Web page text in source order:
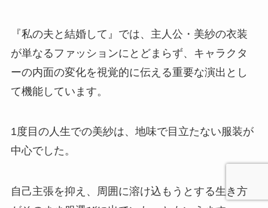
『私の夫と結婚して』では、主人公・美紗の衣装
が単なるファッションにとどまらず、キャラクタ
ーの内面の変化を視覚的に伝える重要な演出とし
て機能しています。
1度目の人生での美紗は、地味で目立たない服装が
中心でした。
自己主張を抑え、周囲に溶け込もうとする生き方